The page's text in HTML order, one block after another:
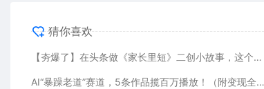
猜你喜欢
【夯爆了】在头条做《家长里短》二创小故事，这个月收益2w+
AI“暴躁老道”赛道，5条作品揽百万播放！（附变现全攻略）